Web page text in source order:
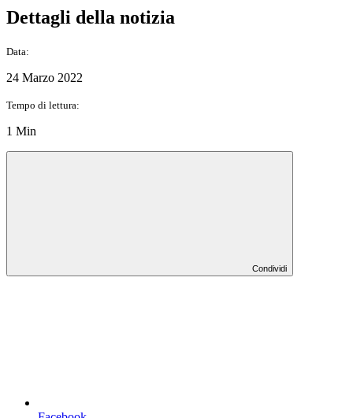
Dettagli della notizia
Data:
24 Marzo 2022
Tempo di lettura:
1 Min
Condividi